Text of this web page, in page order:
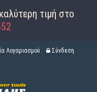
τιμή στο
Λογαριασμού Σύνδεση